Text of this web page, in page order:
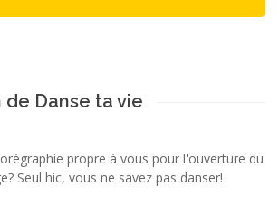
Danse ta vie
propre à vous pour l'ouverture du
Seul hic, vous ne savez pas danser!